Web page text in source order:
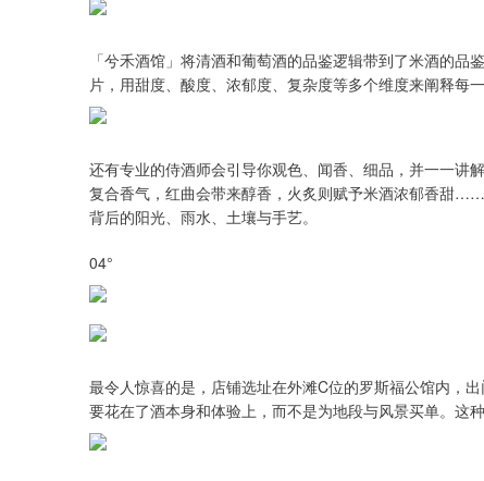
「兮禾酒馆」将清酒和葡萄酒的品鉴逻辑带到了米酒的
片，用甜度、酸度、浓郁度、复杂度等多个维度来阐释每
还有专业的侍酒师会引导你观色、闻香、细品，并一一讲
复合香气，红曲会带来醇香，火炙则赋予米酒浓郁香甜
背后的阳光、雨水、土壤与手艺。
04°
最令人惊喜的是，店铺选址在外滩C位的罗斯福公馆内，
要花在了酒本身和体验上，而不是为地段与风景买单。这